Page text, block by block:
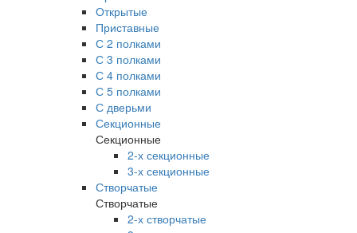
Открытые
Приставные
С 2 полками
С 3 полками
С 4 полками
С 5 полками
С дверьми
Секционные
Секционные
2-х секционные
3-х секционные
Створчатые
Створчатые
2-х створчатые